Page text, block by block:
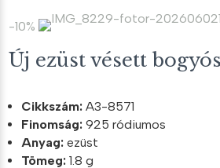
600 Ft.
240 Ft.
-10%
Új ezüst vésett
Cikkszám: A3-8571
Finomság: 925 ródiumos
Anyag: ezüst
Tömeg: 1.8 g